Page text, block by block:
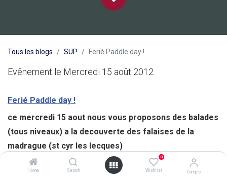
Home Search
0
Wishlist Compte
Tous les blogs SUP Ferié Paddle day !
Evênement le Mercredi 15 août 2012
Ferié Paddle day !
ce mercredi 15 aout nous vous proposons des balades
(tous niveaux) a la decouverte des falaises de la
madrague (st cyr les lecques)
prevoir 2H depart à 9h , 10h, 14H , 16H ,18H